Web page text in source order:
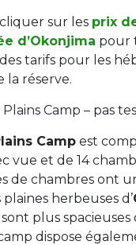
sur les prix
d’Okonjima pour
tarifs pour les
la réserve.
Camp – pas
Camp est
vue et de 14
de chambres ont
herbeuses d’
plus spacieuses
dispose